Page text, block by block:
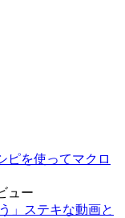
ピを使ってマクロ
ュー
」ステキな動画と